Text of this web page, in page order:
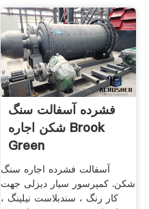
فشرده آسفالت سنگ
شکن اجاره Brook
Green
آسفالت فشرده اجاره سنگ
شکن. کمپرسور سیار دیزلی جهت
کار رنگ ، سندبلاست نیلینگ ،